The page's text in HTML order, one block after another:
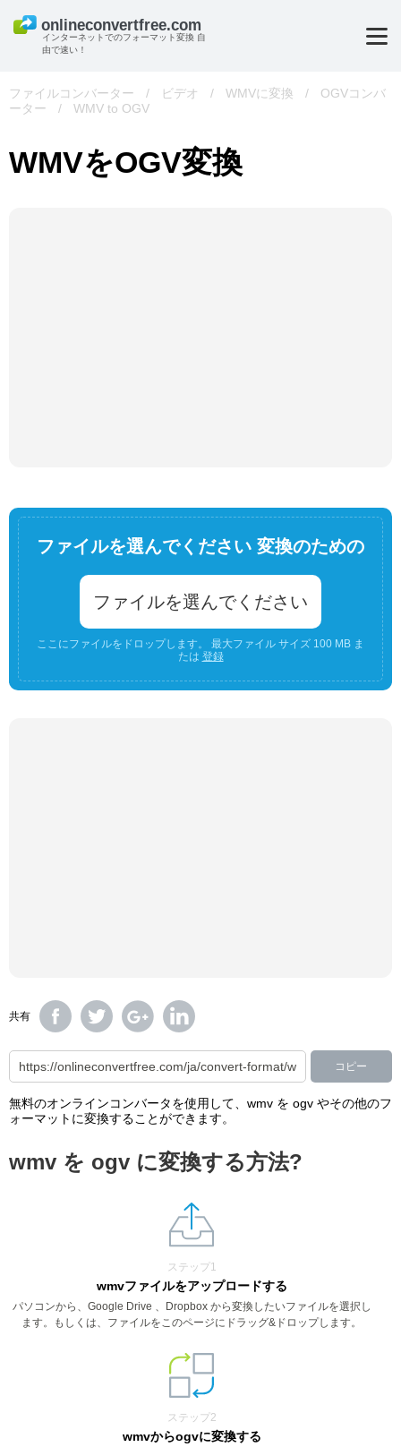
インターネットでのフォーマット変換 自
由で速い！
ファイルコンバーター / ビデオ / WMVに変換 /
OGVコンバ
ーター
/ WMV to OGV
WMVをOGV変換
ファイルを選んでください 変換のための
ファイルを選んでください
ここにファイルをドロップします。 最大ファイル サイズ 100 MB ま
たは 登録
共有
コピー
無料のオンラインコンバータを使用して、wmv を ogv やその他のフ
ォーマットに変換することができます。
wmv を ogv に変換する方法?
ステップ1
wmvファイルをアップロードする
パソコンから、Google Drive 、Dropbox から変換したいファイルを選択し
ます。もしくは、ファイルをこのページにドラッグ&ドロップします。
ステップ2
wmvからogvに変換する